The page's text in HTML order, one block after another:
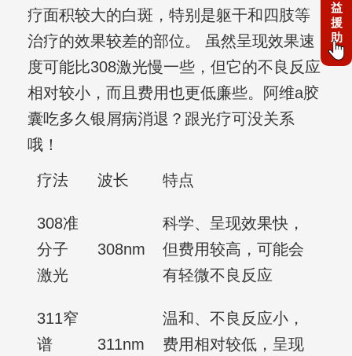
疗面积较大的白斑，特别是躯干和四肢等
治疗的效果较差的部位。 虽然呈现效果速
度可能比308激光慢一些，但它的不良反应
相对较小，而且费用也更低廉些。阿维a胶
囊吃多久银屑病消退？跟光疗可没关系
哦！
疗法 波长 特点
308准
分子
激光
308nm
科学、呈现效果快，
但费用较高，可能会
有轻微不良反应
311窄
谱
311nm
温和、不良反应小，
费用相对较低，呈现
益
援
助